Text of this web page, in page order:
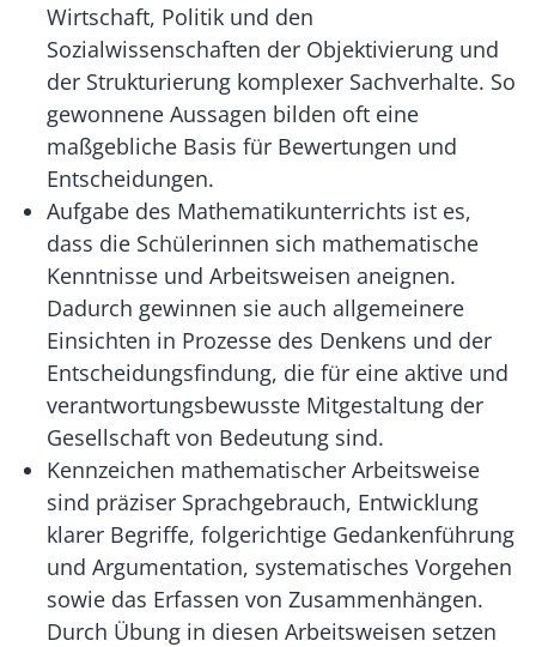
Wirtschaft, Politik und den
Sozialwissenschaften der Objektivierung und
der Strukturierung komplexer Sachverhalte. So
gewonnene Aussagen bilden oft eine
maßgebliche Basis für Bewertungen und
Entscheidungen.
Aufgabe des Mathematikunterrichts ist es,
dass die Schülerinnen sich mathematische
Kenntnisse und Arbeitsweisen aneignen.
Dadurch gewinnen sie auch allgemeinere
Einsichten in Prozesse des Denkens und der
Entscheidungsfindung, die für eine aktive und
verantwortungsbewusste Mitgestaltung der
Gesellschaft von Bedeutung sind.
Kennzeichen mathematischer Arbeitsweise
sind präziser Sprachgebrauch, Entwicklung
klarer Begriffe, folgerichtige Gedankenführung
und Argumentation, systematisches Vorgehen
sowie das Erfassen von Zusammenhängen.
Durch Übung in diesen Arbeitsweisen setzen